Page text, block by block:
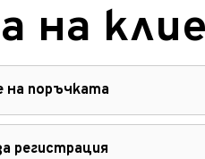
на
на поръчката
регистрация